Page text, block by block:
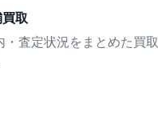
取
・査定状況をまとめた買取